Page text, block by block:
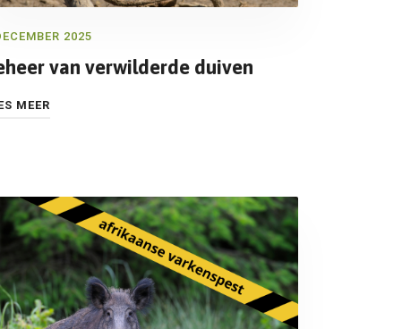
2025
van verwilderde duiven
MEER